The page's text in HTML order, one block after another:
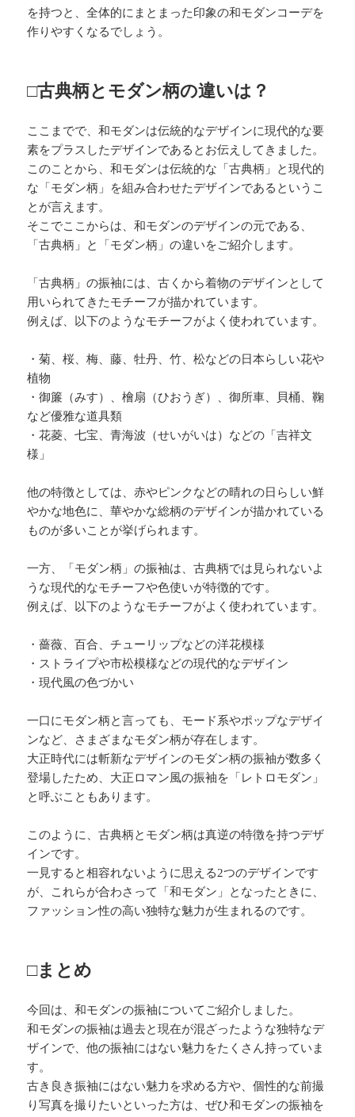
を持つと、全体的にまとまった印象の和モダンコーデを
作りやすくなるでしょう。
□古典柄とモダン柄の違いは？
ここまでで、和モダンは伝統的なデザインに現代的な要
素をプラスしたデザインであるとお伝えしてきました。
このことから、和モダンは伝統的な「古典柄」と現代的
な「モダン柄」を組み合わせたデザインであるというこ
とが言えます。
そこでここからは、和モダンのデザインの元である、
「古典柄」と「モダン柄」の違いをご紹介します。
「古典柄」の振袖には、古くから着物のデザインとして
用いられてきたモチーフが描かれています。
例えば、以下のようなモチーフがよく使われています。
・菊、桜、梅、藤、牡丹、竹、松などの日本らしい花や
植物
・御簾（みす）、檜扇（ひおうぎ）、御所車、貝桶、鞠
など優雅な道具類
・花菱、七宝、青海波（せいがいは）などの「吉祥文
様」
他の特徴としては、赤やピンクなどの晴れの日らしい鮮
やかな地色に、華やかな総柄のデザインが描かれている
ものが多いことが挙げられます。
一方、「モダン柄」の振袖は、古典柄では見られないよ
うな現代的なモチーフや色使いが特徴的です。
例えば、以下のようなモチーフがよく使われています。
・薔薇、百合、チューリップなどの洋花模様
・ストライプや市松模様などの現代的なデザイン
・現代風の色づかい
一口にモダン柄と言っても、モード系やポップなデザイ
ンなど、さまざまなモダン柄が存在します。
大正時代には斬新なデザインのモダン柄の振袖が数多く
登場したため、大正ロマン風の振袖を「レトロモダン」
と呼ぶこともあります。
このように、古典柄とモダン柄は真逆の特徴を持つデザ
インです。
一見すると相容れないように思える2つのデザインです
が、これらが合わさって「和モダン」となったときに、
ファッション性の高い独特な魅力が生まれるのです。
□まとめ
今回は、和モダンの振袖についてご紹介しました。
和モダンの振袖は過去と現在が混ざったような独特なデ
ザインで、他の振袖にはない魅力をたくさん持っていま
す。
古き良き振袖にはない魅力を求める方や、個性的な前撮
り写真を撮りたいといった方は、ぜひ和モダンの振袖を